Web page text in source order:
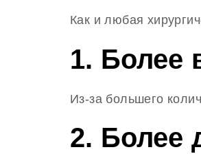
Как и любая
1. Более
Из-за большего
2. Более